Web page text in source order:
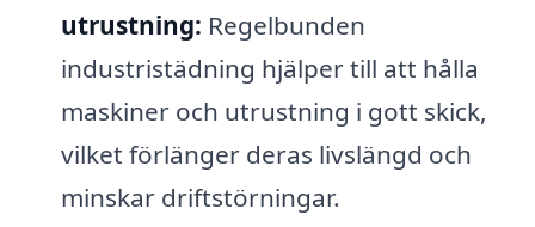
utrustning: Regelbunden
industristädning hjälper till att hålla
maskiner och utrustning i gott skick,
vilket förlänger deras livslängd och
minskar driftstörningar.